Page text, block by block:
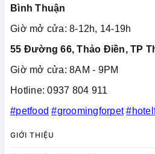
Bình Thuận
Giờ mở cửa: 8-12h, 14-19h
55 Đường 66, Thảo Điền, TP
Giờ mở cửa: 8AM - 9PM
Hotline: 0937 804 911
#petfood #groomingforpet
GIỚI THIỆU